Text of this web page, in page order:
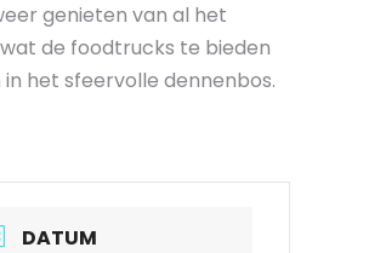
genieten van al het
de foodtrucks te bieden
het sfeervolle dennenbos.
DATUM